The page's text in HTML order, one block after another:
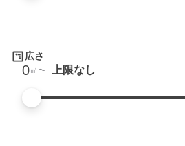
広さ
0㎡ 上限なし